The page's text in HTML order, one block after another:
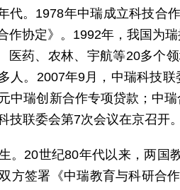
代。1978年中瑞成立科技合
协定》。1992年，我国为
医药、农林、宇航等20多个
人。2007年9月，中瑞科技
中瑞创新合作专项贷款；中
技联委会第7次会议在京召开。
。20世纪80年代以来，两国
方签署《中瑞教育与科研合